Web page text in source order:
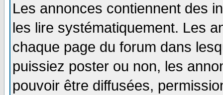
Les annonces contiennent des
les lire systématiquement. Les
chaque page du forum dans
puissiez poster ou non, les
pouvoir être diffusées,